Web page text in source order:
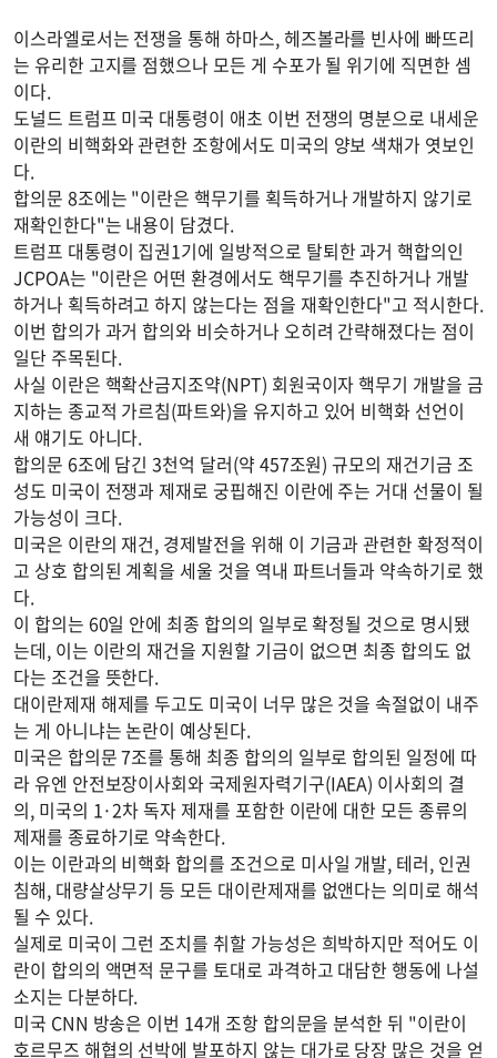
이스라엘로서는 전쟁을 통해 하마스, 헤즈볼라를 빈사에 빠뜨리
는 유리한 고지를 점했으나 모든 게 수포가 될 위기에 직면한 셈
이다.
도널드 트럼프 미국 대통령이 애초 이번 전쟁의 명분으로 내세운
이란의 비핵화와 관련한 조항에서도 미국의 양보 색채가 엿보인
다.
합의문 8조에는 "이란은 핵무기를 획득하거나 개발하지 않기로
재확인한다"는 내용이 담겼다.
트럼프 대통령이 집권1기에 일방적으로 탈퇴한 과거 핵합의인
JCPOA는 "이란은 어떤 환경에서도 핵무기를 추진하거나 개발
하거나 획득하려고 하지 않는다는 점을 재확인한다"고 적시한다.
이번 합의가 과거 합의와 비슷하거나 오히려 간략해졌다는 점이
일단 주목된다.
사실 이란은 핵확산금지조약(NPT) 회원국이자 핵무기 개발을 금
지하는 종교적 가르침(파트와)을 유지하고 있어 비핵화 선언이
새 얘기도 아니다.
합의문 6조에 담긴 3천억 달러(약 457조원) 규모의 재건기금 조
성도 미국이 전쟁과 제재로 궁핍해진 이란에 주는 거대 선물이 될
가능성이 크다.
미국은 이란의 재건, 경제발전을 위해 이 기금과 관련한 확정적이
고 상호 합의된 계획을 세울 것을 역내 파트너들과 약속하기로 했
다.
이 합의는 60일 안에 최종 합의의 일부로 확정될 것으로 명시됐
는데, 이는 이란의 재건을 지원할 기금이 없으면 최종 합의도 없
다는 조건을 뜻한다.
대이란제재 해제를 두고도 미국이 너무 많은 것을 속절없이 내주
는 게 아니냐는 논란이 예상된다.
미국은 합의문 7조를 통해 최종 합의의 일부로 합의된 일정에 따
라 유엔 안전보장이사회와 국제원자력기구(IAEA) 이사회의 결
의, 미국의 1·2차 독자 제재를 포함한 이란에 대한 모든 종류의
제재를 종료하기로 약속한다.
이는 이란과의 비핵화 합의를 조건으로 미사일 개발, 테러, 인권
침해, 대량살상무기 등 모든 대이란제재를 없앤다는 의미로 해석
될 수 있다.
실제로 미국이 그런 조치를 취할 가능성은 희박하지만 적어도 이
란이 합의의 액면적 문구를 토대로 과격하고 대담한 행동에 나설
소지는 다분하다.
미국 CNN 방송은 이번 14개 조항 합의문을 분석한 뒤 "이란이
호르무즈 해협의 선박에 발포하지 않는 대가로 당장 많은 것을 얻